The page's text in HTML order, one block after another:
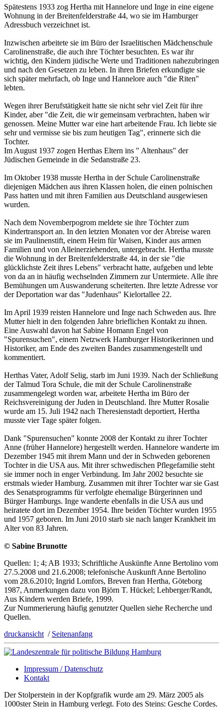
Spätestens 1933 zog Hertha mit Hannelore und Inge in eine eigene
Wohnung in der Breitenfelderstraße 44, wo sie im Hamburger
Adressbuch verzeichnet ist.
Inzwischen arbeitete sie im Büro der Israelitischen Mädchenschule
Carolinenstraße, die auch ihre Töchter besuchten. Es war ihr
wichtig, den Kindern jüdische Werte und Traditionen nahezubringen
und nach den Gesetzen zu leben. In ihren Briefen erkundigte sie
sich später mehrfach, ob Inge und Hannelore auch "die Riten"
lebten.
Wegen ihrer Berufstätigkeit hatte sie nicht sehr viel Zeit für ihre
Kinder, aber "die Zeit, die wir gemeinsam verbrachten, haben wir
genossen. Meine Mutter war eine hart arbeitende Frau. Ich liebte sie
sehr und vermisse sie bis zum heutigen Tag", erinnerte sich die
Tochter.
Im August 1937 zogen Herthas Eltern ins " Altenhaus" der
Jüdischen Gemeinde in die Sedanstraße 23.
Im Oktober 1938 musste Hertha in der Schule Carolinenstraße
diejenigen Mädchen aus ihren Klassen holen, die einen polnischen
Pass hatten und mit ihren Familien aus Deutschland ausgewiesen
wurden.
Nach dem Novemberpogrom meldete sie ihre Töchter zum
Kindertransport an. In den letzten Monaten vor der Abreise waren
sie im Paulinenstift, einem Heim für Waisen, Kinder aus armen
Familien und von Alleinerziehenden, untergebracht. Hertha musste
die Wohnung in der Breitenfelderstraße 44, in der sie "die
glücklichste Zeit ihres Lebens" verbracht hatte, aufgeben und lebte
von da an in häufig wechselnden Zimmern zur Untermiete. Alle ihre
Bemühungen um Auswanderung scheiterten. Ihre letzte Adresse vor
der Deportation war das "Judenhaus" Kielortallee 22.
Im April 1939 reisten Hannelore und Inge nach Schweden aus. Ihre
Mutter hielt in den folgenden Jahre brieflichen Kontakt zu ihnen.
Eine Auswahl davon hat Sabine Homann Engel von
"Spurensuchen", einem Netzwerk Hamburger Historikerinnen und
Historiker, am Ende des zweiten Bandes zusammengestellt und
kommentiert.
Herthas Vater, Adolf Selig, starb im Juni 1939. Nach der Schließung
der Talmud Tora Schule, die mit der Schule Carolinenstraße
zusammengelegt worden war, arbeitete Hertha im Büro der
Reichsvereinigung der Juden in Deutschland. Ihre Mutter Rosalie
wurde am 15. Juli 1942 nach Theresienstadt deportiert, Hertha
musste vier Tage später folgen.
Dank "Spurensuchen" konnte 2008 der Kontakt zu ihrer Tochter
Anne (früher Hannelore) hergestellt werden. Hannelore wanderte im
Dezember 1945 mit ihrem Mann und der in Schweden geborenen
Tochter in die USA aus. Mit ihrer schwedischen Pflegefamilie steht
sie immer noch in enger Verbindung. Im Jahr 2002 besuchte sie
erstmals wieder Hamburg. Zusammen mit ihrer Tochter war sie Gast
des Senatsprogramms für verfolgte ehemalige Bürgerinnen und
Bürger Hamburgs. Inge wanderte ebenfalls in die USA aus und
heiratete dort im Dezember 1954. Ihre beiden Töchter wurden 1955
und 1957 geboren. Im Juni 2010 starb sie nach langer Krankheit im
Alter von 83 Jahren.
© Sabine Brunotte
Quellen: 1; 4; AB 1933; Schriftliche Auskünfte Anne Bertolino vom
27.5.2008 und 21.6.2008; telefonische Auskunft Anne Bertolino
vom 28.6.2010; Ingrid Lomfors, Breven fran Hertha, Göteborg
1987, Anmerkungen dazu von Björn T. Hückel; Lehberger/Randt,
Aus Kindern werden Briefe, 1999.
Zur Nummerierung häufig genutzter Quellen siehe Recherche und
Quellen.
druckansicht / Seitenanfang
Impressum / Datenschutz
Kontakt
Der Stolperstein in der Kopfgrafik wurde am 29. März 2005 als
1000ster Stein in Hamburg verlegt. Foto des Steins: Gesche Cordes.